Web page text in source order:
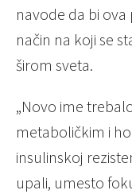
navode da bi
način na koji se
širom sveta.
„Novo ime
metaboličkim i
insulinskoj
upali, umesto